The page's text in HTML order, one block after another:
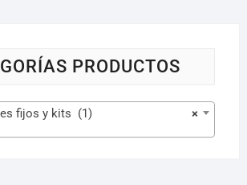
PRODUCTOS
×
fijos y kits (1)